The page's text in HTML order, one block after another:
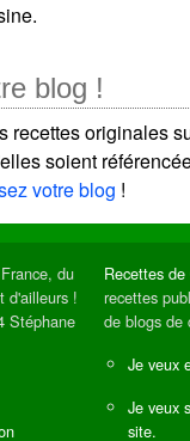
blog !
recettes originales
soient
votre blog !
du
d'ailleurs !
Stéphane
Recettes
recettes
de blogs de
Je veux
Je veux
site.